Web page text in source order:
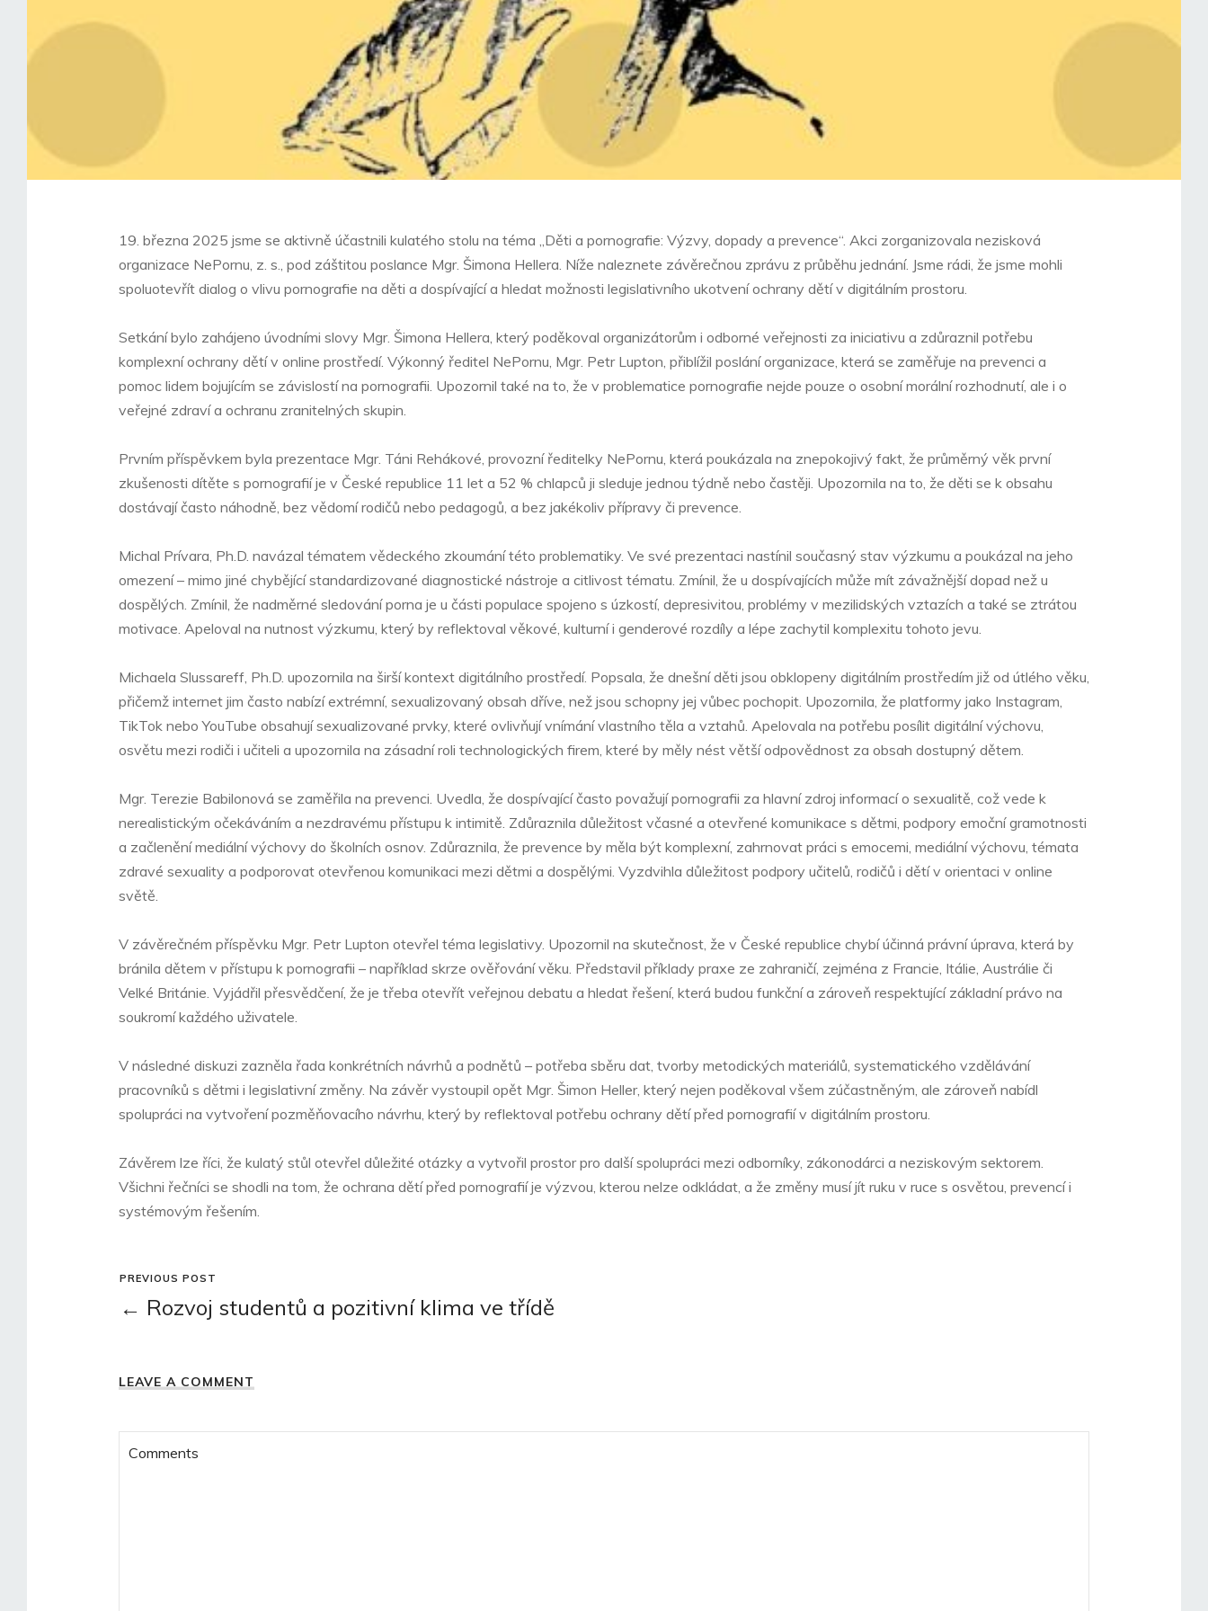
19. března 2025 jsme se aktivně účastnili kulatého stolu na téma „Děti a pornografie: Výzvy, dopady a prevence“. Akci zorganizovala nezisková
organizace NePornu, z. s., pod záštitou poslance Mgr. Šimona Hellera. Níže naleznete závěrečnou zprávu z průběhu jednání. Jsme rádi, že jsme mohli
spoluotevřít dialog o vlivu pornografie na děti a dospívající a hledat možnosti legislativního ukotvení ochrany dětí v digitálním prostoru.
Setkání bylo zahájeno úvodními slovy Mgr. Šimona Hellera, který poděkoval organizátorům i odborné veřejnosti za iniciativu a zdůraznil potřebu
komplexní ochrany dětí v online prostředí. Výkonný ředitel NePornu, Mgr. Petr Lupton, přiblížil poslání organizace, která se zaměřuje na prevenci a
pomoc lidem bojujícím se závislostí na pornografii. Upozornil také na to, že v problematice pornografie nejde pouze o osobní morální rozhodnutí, ale i o
veřejné zdraví a ochranu zranitelných skupin.
Prvním příspěvkem byla prezentace Mgr. Táni Rehákové, provozní ředitelky NePornu, která poukázala na znepokojivý fakt, že průměrný věk první
zkušenosti dítěte s pornografií je v České republice 11 let a 52 % chlapců ji sleduje jednou týdně nebo častěji. Upozornila na to, že děti se k obsahu
dostávají často náhodně, bez vědomí rodičů nebo pedagogů, a bez jakékoliv přípravy či prevence.
Michal Prívara, Ph.D. navázal tématem vědeckého zkoumání této problematiky. Ve své prezentaci nastínil současný stav výzkumu a poukázal na jeho
omezení – mimo jiné chybějící standardizované diagnostické nástroje a citlivost tématu. Zmínil, že u dospívajících může mít závažnější dopad než u
dospělých. Zmínil, že nadměrné sledování porna je u části populace spojeno s úzkostí, depresivitou, problémy v mezilidských vztazích a také se ztrátou
motivace. Apeloval na nutnost výzkumu, který by reflektoval věkové, kulturní i genderové rozdíly a lépe zachytil komplexitu tohoto jevu.
Michaela Slussareff, Ph.D. upozornila na širší kontext digitálního prostředí. Popsala, že dnešní děti jsou obklopeny digitálním prostředím již od útlého věku,
přičemž internet jim často nabízí extrémní, sexualizovaný obsah dříve, než jsou schopny jej vůbec pochopit. Upozornila, že platformy jako Instagram,
TikTok nebo YouTube obsahují sexualizované prvky, které ovlivňují vnímání vlastního těla a vztahů. Apelovala na potřebu posílit digitální výchovu,
osvětu mezi rodiči i učiteli a upozornila na zásadní roli technologických firem, které by měly nést větší odpovědnost za obsah dostupný dětem.
Mgr. Terezie Babilonová se zaměřila na prevenci. Uvedla, že dospívající často považují pornografii za hlavní zdroj informací o sexualitě, což vede k
nerealistickým očekáváním a nezdravému přístupu k intimitě. Zdůraznila důležitost včasné a otevřené komunikace s dětmi, podpory emoční gramotnosti
a začlenění mediální výchovy do školních osnov. Zdůraznila, že prevence by měla být komplexní, zahrnovat práci s emocemi, mediální výchovu, témata
zdravé sexuality a podporovat otevřenou komunikaci mezi dětmi a dospělými. Vyzdvihla důležitost podpory učitelů, rodičů i dětí v orientaci v online
světě.
V závěrečném příspěvku Mgr. Petr Lupton otevřel téma legislativy. Upozornil na skutečnost, že v České republice chybí účinná právní úprava, která by
bránila dětem v přístupu k pornografii – například skrze ověřování věku. Představil příklady praxe ze zahraničí, zejména z Francie, Itálie, Austrálie či
Velké Británie. Vyjádřil přesvědčení, že je třeba otevřít veřejnou debatu a hledat řešení, která budou funkční a zároveň respektující základní právo na
soukromí každého uživatele.
V následné diskuzi zazněla řada konkrétních návrhů a podnětů – potřeba sběru dat, tvorby metodických materiálů, systematického vzdělávání
pracovníků s dětmi i legislativní změny. Na závěr vystoupil opět Mgr. Šimon Heller, který nejen poděkoval všem zúčastněným, ale zároveň nabídl
spolupráci na vytvoření pozměňovacího návrhu, který by reflektoval potřebu ochrany dětí před pornografií v digitálním prostoru.
Závěrem lze říci, že kulatý stůl otevřel důležité otázky a vytvořil prostor pro další spolupráci mezi odborníky, zákonodárci a neziskovým sektorem.
Všichni řečníci se shodli na tom, že ochrana dětí před pornografií je výzvou, kterou nelze odkládat, a že změny musí jít ruku v ruce s osvětou, prevencí i
systémovým řešením.
PREVIOUS POST
← Rozvoj studentů a pozitivní klima ve třídě
LEAVE A COMMENT